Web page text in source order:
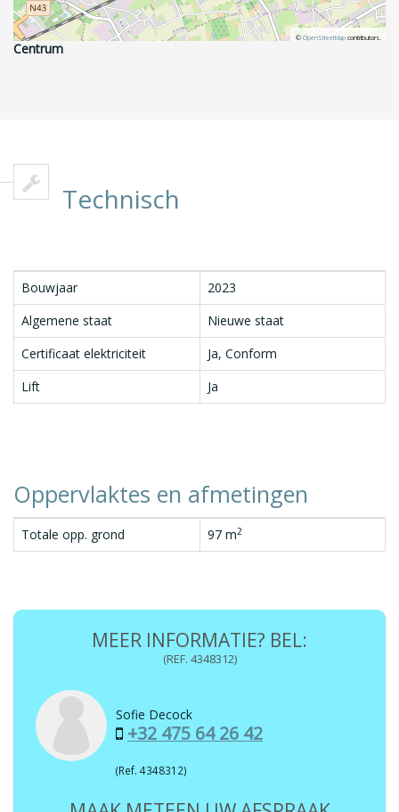
© OpenStreetMapcontributors.
Centrum
Technisch
Bouwjaar
2023
Algemene staat
Nieuwe staat
Certificaat elektriciteit
Ja, Conform
Lift
Ja
Oppervlaktes en afmetingen
Totale opp. grond 97 m2
MEER INFORMATIE? BEL:
(REF. 4348312)
Sofie Decock
+32 475 64 26 42
(Ref. 4348312)